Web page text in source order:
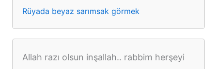
Rüyada beyaz sarımsak görmek
Allah razı olsun inşallah.. rabbim herşeyi